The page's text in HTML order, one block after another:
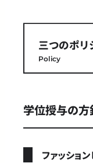
三つのポリ
Policy
学位授与の方
ファッショ